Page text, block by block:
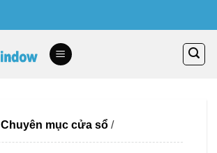
Chuyên mục cửa sổ /